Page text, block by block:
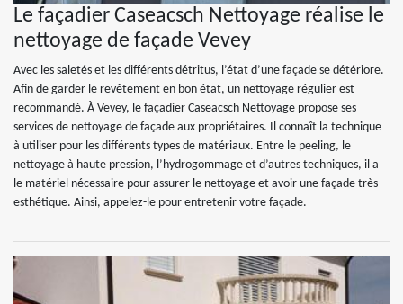
Le façadier Caseacsch Nettoyage réalise le
nettoyage de façade Vevey
Avec les saletés et les différents détritus, l’état d’une façade se détériore.
Afin de garder le revêtement en bon état, un nettoyage régulier est
recommandé. À Vevey, le façadier Caseacsch Nettoyage propose ses
services de nettoyage de façade aux propriétaires. Il connaît la technique
à utiliser pour les différents types de matériaux. Entre le peeling, le
nettoyage à haute pression, l’hydrogommage et d’autres techniques, il a
le matériel nécessaire pour assurer le nettoyage et avoir une façade très
esthétique. Ainsi, appelez-le pour entretenir votre façade.